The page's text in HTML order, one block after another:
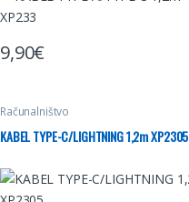
9,90€
Računalništvo
KABEL TYPE-C/LIGHTNING 1,2m XP2305